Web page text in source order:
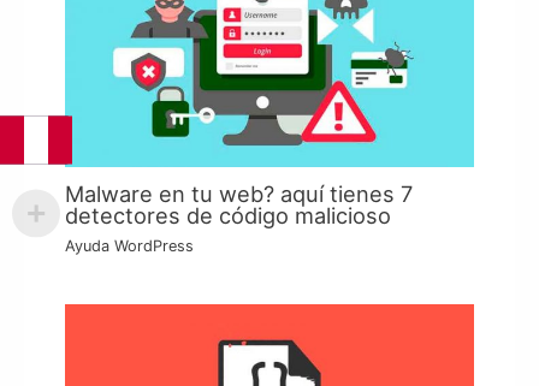
Malware en tu web? aquí tienes 7
detectores de código malicioso
Ayuda WordPress